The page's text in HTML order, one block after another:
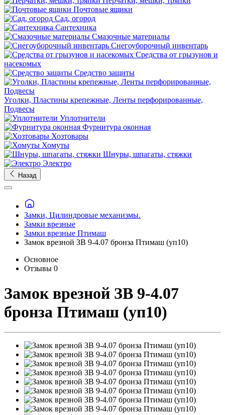
Почтовые ящики
Сад, огород
Сантехника
Смазочные материалы
Снегоуборочный инвентарь
Средства от грызунов и
насекомых
Средство защиты
Уголки, Пластины крепежные, Ленты перфорированные,
Подвесы
Уплотнители
Фурнитура оконная
Хозтовары
Хомуты
Шнуры, шпагаты, стяжки
Электро
Назад
Замки, Цилиндровые механизмы.
Замки врезные
Замки врезные Птимаш
Замок врезной ЗВ 9-4.07 бронза Птимаш (уп10)
Основное
Отзывы 0
Замок врезной ЗВ 9-4.07
бронза Птимаш (уп10)